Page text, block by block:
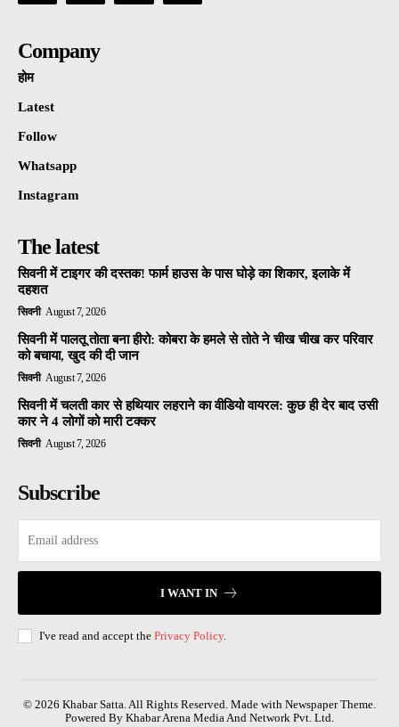
Company
होम
Latest
Follow
Whatsapp
Instagram
The latest
सिवनी में टाइगर की दस्तक! फार्म हाउस के पास घोड़े का शिकार, इलाके में
दहशत
सिवनी August 7, 2026
सिवनी में पालतू तोता बना हीरो: कोबरा के हमले से तोते ने चीख चीख कर परिवार
को बचाया, खुद की दी जान
सिवनी August 7, 2026
सिवनी में चलती कार से हथियार लहराने का वीडियो वायरल: कुछ ही देर बाद उसी
कार ने 4 लोगों को मारी टक्कर
सिवनी August 7, 2026
Subscribe
I WANT IN
I've read and accept the Privacy Policy.
© 2026 Khabar Satta. All Rights Reserved. Made with Newspaper Theme.
Powered By Khabar Arena Media And Network Pvt. Ltd.